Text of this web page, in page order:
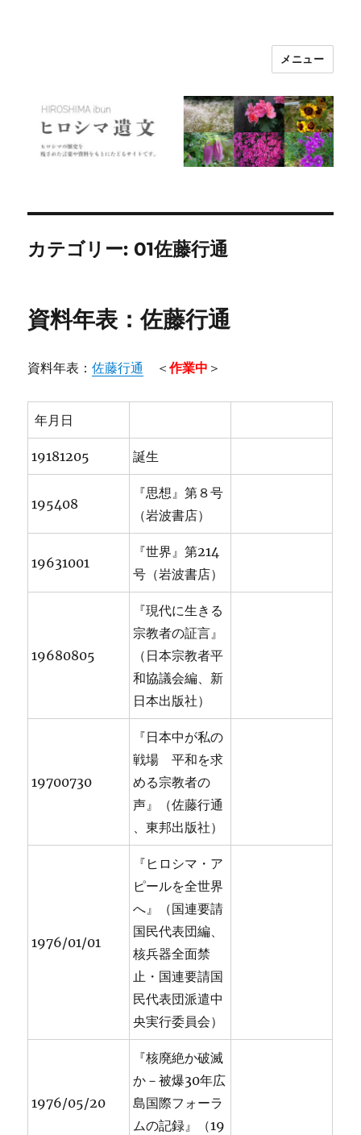
メニュー
カテゴリー: 01佐藤行通
資料年表：佐藤行通
資料年表：佐藤行通 ＜作業中 ＞
年月日
19181205 誕生
195408
『思想』第８号
（岩波書店）
19631001
『世界』第214
号（岩波書店）
19680805
『現代に生きる
宗教者の証言』
（日本宗教者平
和協議会編、新
日本出版社）
19700730
『日本中が私の
戦場 平和を求
める宗教者の
声』（佐藤行通
、東邦出版社）
1976/01/01
『ヒロシマ・ア
ピールを全世界
へ』（国連要請
国民代表団編、
核兵器全面禁
止・国連要請国
民代表団派遣中
央実行委員会）
1976/05/20
『核廃絶か破滅
か－被爆30年広
島国際フォーラ
ムの記録』（19